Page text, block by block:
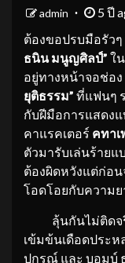
admin 5 ปี
ต้องขอปรบมือรัว
ธนินมนูญศิลป์” ใ
อยู่ทางหน้าจอช่อง
ยุติธรรม” ที่แฟนๆ
กับฝีมือการแสดง
คาแรคเตอร์ คทา
ตัวมารับเล่นร้ายแ
ต้องผิดหวังแต่ก่อ
โอดโอยกับความ
ลุ้นกันไม่ติดจ
เข้มข้นเดือดประ
ปกรณ์ และ บอมบ์